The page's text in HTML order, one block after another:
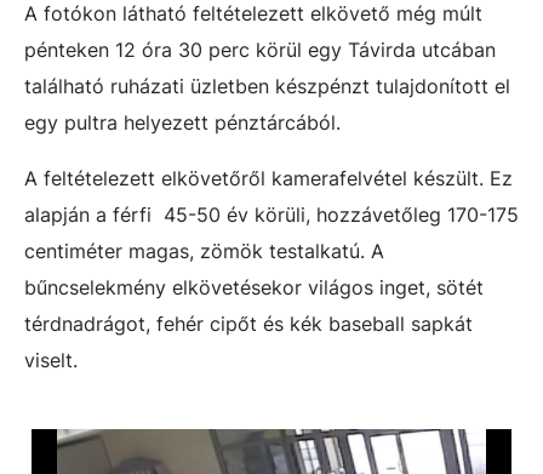
A fotókon látható feltételezett elkövető még múlt
pénteken 12 óra 30 perc körül egy Távirda utcában
található ruházati üzletben készpénzt tulajdonított el
egy pultra helyezett pénztárcából.
A feltételezett elkövetőről kamerafelvétel készült. Ez
alapján a férfi 45-50 év körüli, hozzávetőleg 170-175
centiméter magas, zömök testalkatú. A
bűncselekmény elkövetésekor világos inget, sötét
térdnadrágot, fehér cipőt és kék baseball sapkát
viselt.